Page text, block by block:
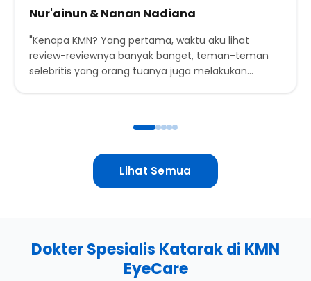
Nur'ainun & Nanan Nadiana
"Kenapa KMN? Yang pertama, waktu aku lihat
review-reviewnya banyak banget, teman-teman
selebritis yang orang tuanya juga melakukan
Lihat Semua
Dokter Spesialis Katarak di KMN
EyeCare